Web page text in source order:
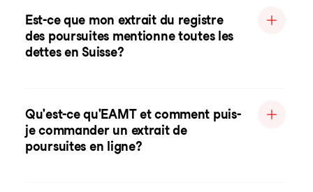
Est-ce que mon extrait du registre
des poursuites mentionne toutes les
dettes en Suisse?
Qu'est-ce qu'EAMT et comment puis-
je commander un extrait de
poursuites en ligne?